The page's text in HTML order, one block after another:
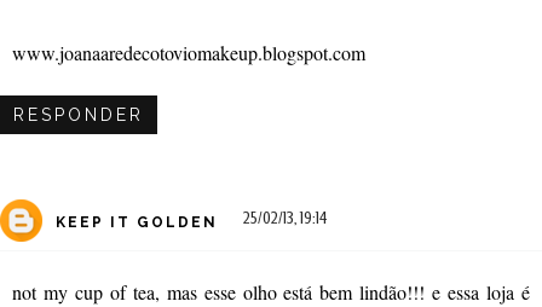
www.joanaaredecotoviomakeup.blogspot.com
RESPONDER
KEEP IT GOLDEN 25/02/13, 19:14
not my cup of tea, mas esse olho está bem lindão!!! e essa loja é